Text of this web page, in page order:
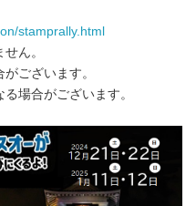
stamprally.html
ん。
ございます。
場合がございます。